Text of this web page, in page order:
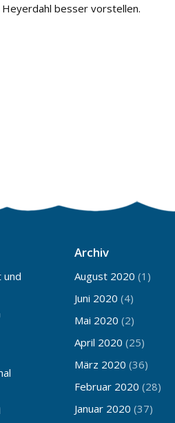
besser vorstellen.
und
Archiv
August 2020 (1)
Juni 2020 (4)
Mai 2020 (2)
April 2020 (25)
März 2020 (36)
Februar 2020 (28)
Januar 2020 (37)